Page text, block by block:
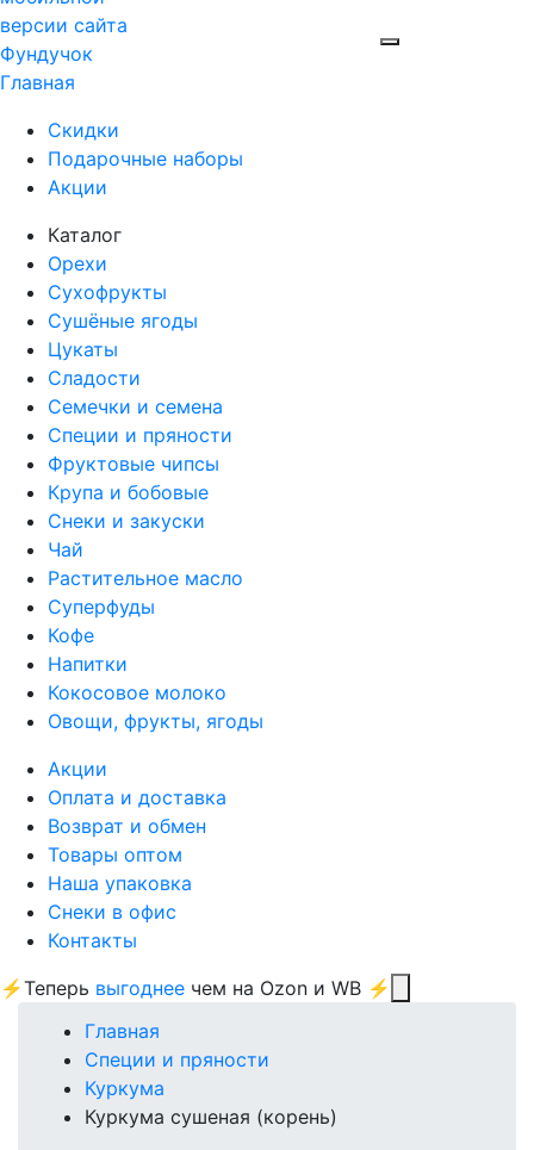
Главная
Скидки
Подарочные наборы
Акции
Каталог
Орехи
Сухофрукты
Сушёные ягоды
Цукаты
Сладости
Семечки и семена
Специи и пряности
Фруктовые чипсы
Крупа и бобовые
Снеки и закуски
Чай
Растительное масло
Суперфуды
Кофе
Напитки
Кокосовое молоко
Овощи, фрукты, ягоды
Акции
Оплата и доставка
Возврат и обмен
Товары оптом
Наша упаковка
Снеки в офис
Контакты
⚡Теперь выгоднее чем на Ozon и WB ⚡
Главная
Специи и пряности
Куркума
Куркума сушеная (корень)